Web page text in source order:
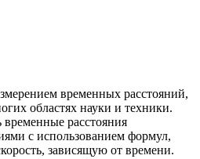
временных расстояний,
областях науки и техники.
расстояния
с использованием формул,
зависящую от времени.